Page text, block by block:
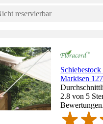
reservierbar
Markisen
2.8 von 5
Bewertungen.